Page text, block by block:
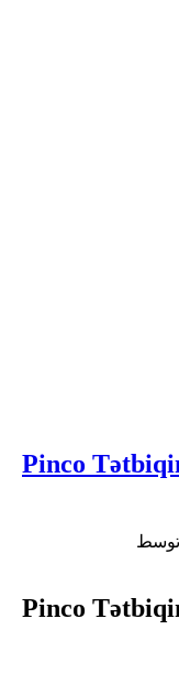
Pinco
توسط
Pinco